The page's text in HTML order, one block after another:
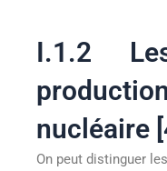
I.1.2 Les
nucléaire
On peut distinguer